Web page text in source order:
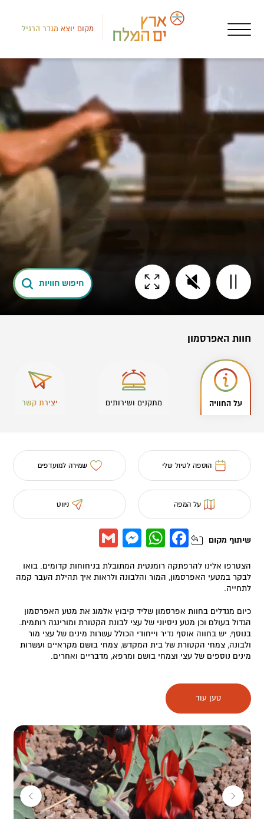
מקום יוצא מגדר הרגיל
חיפוש חוויות
חוות האפרסמון
על החוויה מתקנים ושירותים יצירת קשר
הוספה לטיול שלי שמירה למועדפים
על המפה ניווט
שיתוף מקום Facebook
WhatsApp
Messenger
הצטרפו אלינו להרפתקה רומנטית המתובלת בניחוחות קדומים. בואו
לבקר במטעי האפרסמון, המור והלבונה ולראות איך תהילת העבר קמה
לתחייה.
כיום מגדלים בחוות אפרסמון שליד קיבוץ אלמוג את מטע האפרסמון
הגדול בעולם וכן מטע ניסיוני של עצי לבונת הקטורת ומורינגה רותמית.
בנוסף, יש בחווה אוסף נדיר וייחודי הכולל עשרות מינים של עצי מור
ולבונה, צמחי הקטורת של בית המקדש, צמחי בושם מקראיים ועשרות
מינים נוספים של עצי וצמחי בושם ומרפא, מדבריים ואחרים.
והלבונה, להריח צמחי בושם מדבריים, ללגום חליטה מיוחדת, להקטיר
קטורת ריחנית, להשתכר מריחות הבשמים הקדומים ולגלות מפעל חיים-
חלום רומנטי ותמים ההולך ומתגשם.
*הסיורים בחווה הם בתיאום מראש בלבד (גיא- 052-4498200) ולקבוצות
בנות 20 משתתפים ומעלה.
*הסיור אורך בין שעה לשעה וחצי וכולל גם חליטה מיוחדת.
*ניתן לערוך גם סדנת קוסמטיקה קדומה. הסדנה אורכת בין שעה וחצי
לשעתיים ועם סיומה כל משתתף יקבל תכשיר טבעי של קוסמטיקה
קדומה שנרקח ביחד.
טען עוד